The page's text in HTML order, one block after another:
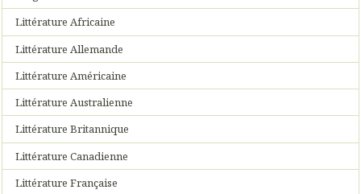
Littérature Africaine
Littérature Allemande
Littérature Américaine
Littérature Australienne
Littérature Britannique
Littérature Canadienne
Littérature Française